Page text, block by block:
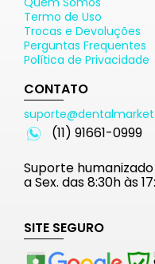
Termo de Uso
Trocas e Devoluções
Perguntas Frequentes
Política de Privacidade
CONTATO
(11) 91661-0999
Suporte humanizado
a Sex. das 8:30h às
SITE SEGURO